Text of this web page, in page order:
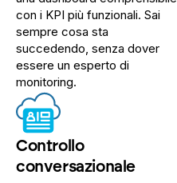
con i KPI più funzionali. Sai
sempre cosa sta
succedendo, senza dover
essere un esperto di
monitoring.
Controllo
conversazionale